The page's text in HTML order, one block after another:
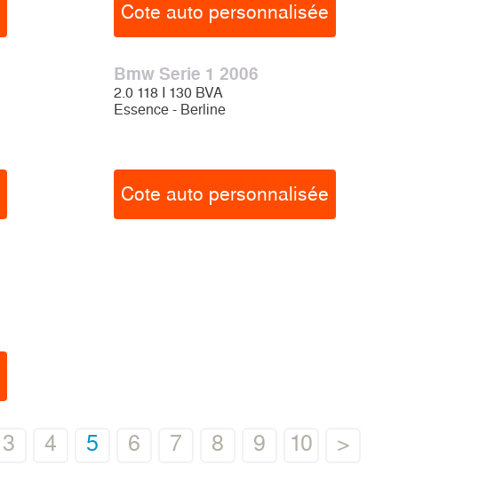
Cote auto personnalisée
Bmw Serie 1 2006
2.0 118 I 130 BVA
Essence - Berline
Cote auto personnalisée
3 4 5 6 7 8 9 10 >